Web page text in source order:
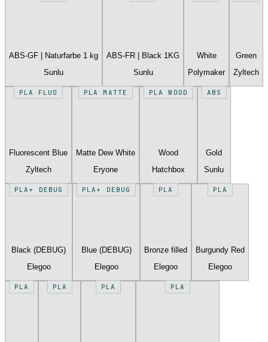
ABS-GF | Naturfarbe 1 kg
Sunlu
ABS-FR | Black 1KG
Sunlu
White
Polymaker
Green
Zyltech
PLA FLUO
Fluorescent Blue
Zyltech
PLA MATTE
Matte Dew White
Eryone
PLA WOOD
Wood
Hatchbox
ABS
Gold
Sunlu
PLA+ DEBUG
Black (DEBUG)
Elegoo
PLA+ DEBUG
Blue (DEBUG)
Elegoo
PLA
Bronze filled
Elegoo
PLA
Burgundy Red
Elegoo
PLA PLA PLA PLA